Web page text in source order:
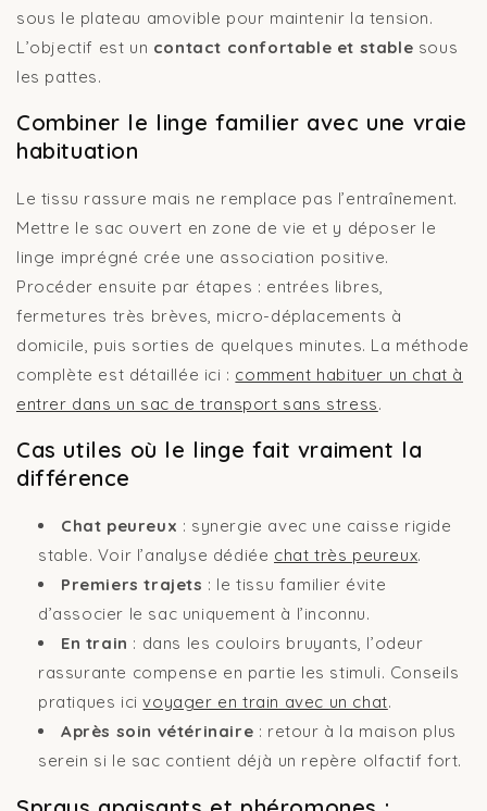
sous le plateau amovible pour maintenir la tension.
L’objectif est un contact confortable et stable sous
les pattes.
Combiner le linge familier avec une vraie
habituation
Le tissu rassure mais ne remplace pas l’entraînement.
Mettre le sac ouvert en zone de vie et y déposer le
linge imprégné crée une association positive.
Procéder ensuite par étapes : entrées libres,
fermetures très brèves, micro-déplacements à
domicile, puis sorties de quelques minutes. La méthode
complète est détaillée ici : comment habituer un chat à
entrer dans un sac de transport sans stress.
Cas utiles où le linge fait vraiment la
différence
Chat peureux : synergie avec une caisse rigide
stable. Voir l’analyse dédiée chat très peureux.
Premiers trajets : le tissu familier évite
d’associer le sac uniquement à l’inconnu.
En train : dans les couloirs bruyants, l’odeur
rassurante compense en partie les stimuli. Conseils
pratiques icivoyager en train avec un chat.
Après soin vétérinaire : retour à la maison plus
serein si le sac contient déjà un repère olfactif fort.